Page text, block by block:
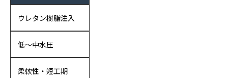
ウレタン樹脂注入
低〜中水圧
柔軟性・短工期